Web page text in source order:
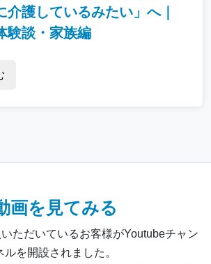
介護しているみたい」へ｜
験談・家族編
画を見てみる
ただいているお客様がYoutubeチャン
ルを開設されました。